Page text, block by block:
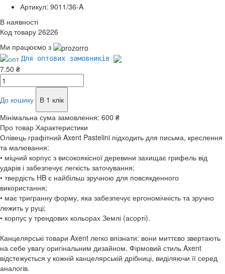
Артикул: 9011/36-A
В наявності
Код товару 26226
Ми працюємо з
Для оптових замовників
7.50 ₴
До кошику
В 1 клік
Мінімальна сума замовлення: 600 ₴
Про товар Характеристики
Олівець графітний Axent Pastelini підходить для письма, креслення
та малювання:
• міцний корпус з високоякісної деревини захищає грифель від
ударів і забезпечує легкість заточування;
• твердість HB є найбільш зручною для повсякденного
використання;
• має тригранну форму, яка забезпечує ергономічність та зручно
лежить у руці;
• корпус у трендових кольорах Землі (асорті).
Канцелярські товари Axent легко впізнати: вони миттєво звертають
на себе увагу оригінальним дизайном. Фірмовий стиль Axent
відстежується у кожній канцелярській дрібниці, виділяючи її серед
аналогів.